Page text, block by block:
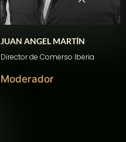
JUAN ANGEL MARTÍN
Director de Comerso Iberia
Moderador